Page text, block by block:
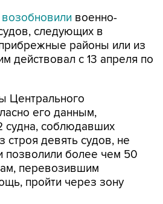
возобновили военно-
следующих в
районы или из
действовал с 13 апреля по
Центрального
его данным,
судна, соблюдавших
строя девять судов, не
позволили более чем 50
перевозившим
пройти через зону